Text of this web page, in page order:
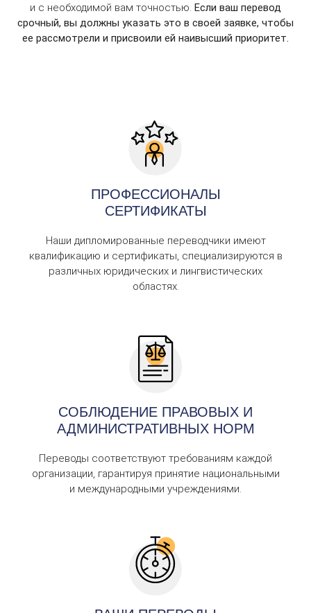
и с необходимой вам точностью. Если ваш перевод
срочный, вы должны указать это в своей заявке, чтобы
ее рассмотрели и присвоили ей наивысший приоритет.
ПРОФЕССИОНАЛЫ
СЕРТИФИКАТЫ
Наши дипломированные переводчики имеют
квалификацию и сертификаты, специализируются в
различных юридических и лингвистических
областях.
СОБЛЮДЕНИЕ ПРАВОВЫХ И
АДМИНИСТРАТИВНЫХ НОРМ
Переводы соответствуют требованиям каждой
организации, гарантируя принятие национальными
и международными учреждениями.